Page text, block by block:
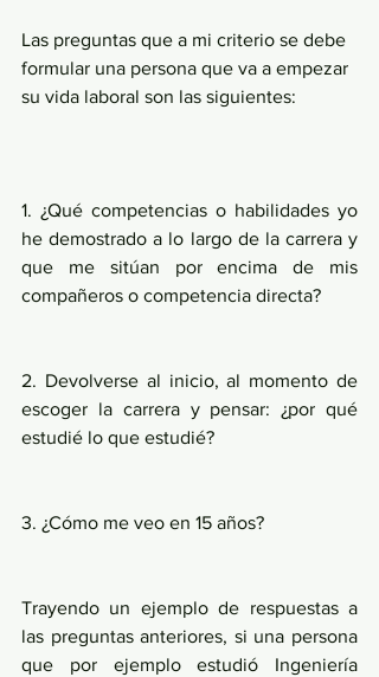
Las preguntas que a mi criterio se debe
formular una persona que va a empezar
su vida laboral son las siguientes:
1. ¿Qué competencias o habilidades yo
he demostrado a lo largo de la carrera y
que me sitúan por encima de mis
compañeros o competencia directa?
2. Devolverse al inicio, al momento de
escoger la carrera y pensar: ¿por qué
estudié lo que estudié?
3. ¿Cómo me veo en 15 años?
Trayendo un ejemplo de respuestas a
las preguntas anteriores, si una persona
que por ejemplo estudió Ingeniería